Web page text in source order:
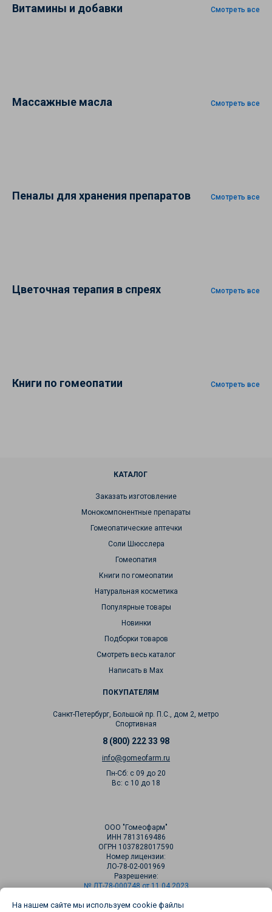
Витамины и добавки Смотреть все
Массажные масла Смотреть все
Пеналы для хранения препаратов Смотреть все
Цветочная терапия в спреях Смотреть все
Книги по гомеопатии Смотреть все
ООО "Гомеофарм"
ИНН 7813169486
ОГРН 1037828017590
Номер лицензии:
ЛО-78-02-001969
Разрешение:
№ ДТ-78-000748 от 11.04.2023
ПОКУПАТЕЛЯМ
КАТАЛОГ
Заказать изготовление
Монокомпонентные препараты
Гомеопатические аптечки
Соли Шюсслера
Гомеопатия
Книги по гомеопатии
Натуральная косметика
Популярные товары
Новинки
Подборки товаров
Смотреть весь каталог
Написать в Max
Санкт-Петербург, Большой пр. П.С., дом 2, метро
Спортивная
8 (800) 222 33 98
info@gomeofarm.ru
Пн-Сб: с 09 до 20
Вс: с 10 до 18
На нашем сайте мы используем cookie файлы